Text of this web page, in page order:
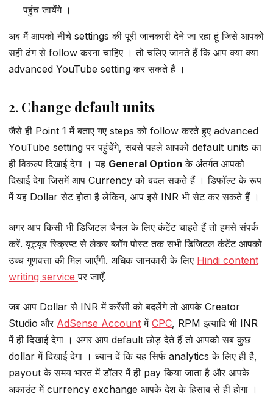
पहुंच जायेंगे ।
अब मैं आपको नीचे settings की पूरी जानकारी देने जा रहा हूं जिसे आपको
सही ढंग से follow करना चाहिए । तो चलिए जानते हैं कि आप क्या क्या
advanced YouTube setting कर सकते हैं ।
2. Change default units
जैसे ही Point 1 में बताए गए steps को follow करते हुए advanced
YouTube setting पर पहुंचेंगे, सबसे पहले आपको default units का
ही विकल्प दिखाई देगा । यह General Option के अंतर्गत आपको
दिखाई देगा जिसमें आप Currency को बदल सकते हैं । डिफॉल्ट के रूप
में यह Dollar सेट होता है लेकिन, आप इसे INR भी सेट कर सकते हैं ।
अगर आप किसी भी डिजिटल चैनल के लिए कंटेंट चाहते हैं तो हमसे संपर्क
करें. यूट्यूब स्क्रिप्ट से लेकर ब्लॉग पोस्ट तक सभी डिजिटल कंटेंट आपको
उच्च गुणवत्ता की मिल जाएँगी. अधिक जानकारी के लिए Hindi content
writing serviceपर जाएँ.
जब आप Dollar से INR में करेंसी को बदलेंगे तो आपके Creator
Studio और AdSense Account में CPC, RPM इत्यादि भी INR
में ही दिखाई देगा । अगर आप default छोड़ देते हैं तो आपको सब कुछ
dollar में दिखाई देगा । ध्यान दें कि यह सिर्फ analytics के लिए ही है,
payout के समय भारत में डॉलर में ही pay किया जाता है और आपके
अकाउंट में currency exchange आपके देश के हिसाब से ही होगा ।